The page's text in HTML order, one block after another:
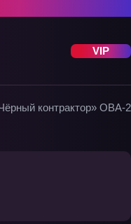
VIP
контрактор» ОВА-2